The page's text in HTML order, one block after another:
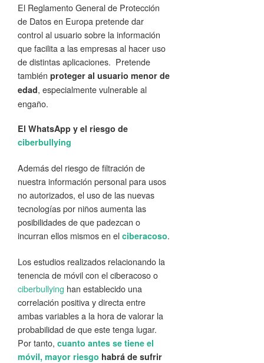
El Reglamento General de Protección
de Datos en Europa pretende dar
control al usuario sobre la información
que facilita a las empresas al hacer uso
de distintas aplicaciones. Pretende
también proteger al usuario menor de
edad, especialmente vulnerable al
engaño.
El WhatsApp y el riesgo de
ciberbullying
Además del riesgo de filtración de
nuestra información personal para usos
no autorizados, el uso de las nuevas
tecnologías por niños aumenta las
posibilidades de que padezcan o
incurran ellos mismos en el ciberacoso.
Los estudios realizados relacionando la
tenencia de móvil con el ciberacoso o
ciberbullying han establecido una
correlación positiva y directa entre
ambas variables a la hora de valorar la
probabilidad de que este tenga lugar.
Por tanto, cuanto antes se tiene el
móvil, mayor riesgo habrá de sufrir